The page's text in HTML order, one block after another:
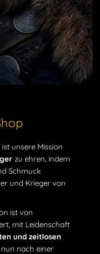
du dir nicht sicher bist,
einen Blick auf unseren
uns zu kontaktieren,
Schmuckstück
wenn du deinen
dann schau dir
an. Mit diesen
der Wikinger voll und
ist unsere Mission
zu ehren, indem
Schmuck
und Krieger von
ist von
mit Leidenschaft
und zeitlosen
nach einer